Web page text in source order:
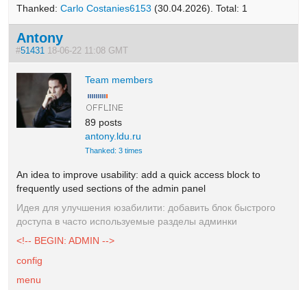
Thanked:Carlo Costanies6153 (30.04.2026). Total: 1
Antony
#51431 18-06-22 11:08 GMT
Team members
89 posts
antony.ldu.ru
Thanked: 3 times
An idea to improve usability: add a quick access block to
frequently used sections of the admin panel
Идея для улучшения юзабилити: добавить блок быстрого
доступа в часто используемые разделы админки
<!-- BEGIN: ADMIN -->
config
menu